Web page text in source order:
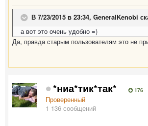
В 7/23/2015 в 23:34, GeneralKenobi
а вот это очень удобно =)
Да, правда старым пользователям это не
*ниа*тик*так* 176
Проверенный
1 136 сообщений